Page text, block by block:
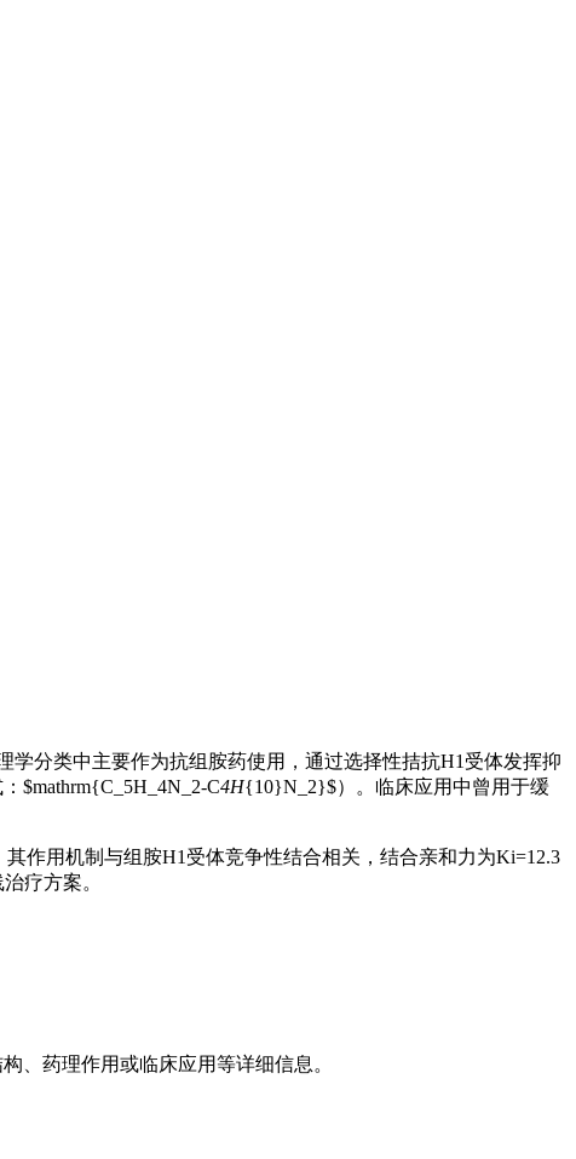
学分类中主要作为抗组胺药使用，通过选择性拮抗H1受体发挥抑
$mathrm{C_5H_4N_2-C4H{10}N_2}$）。临床应用中曾用于缓
作用机制与组胺H1受体竞争性结合相关，结合亲和力为Ki=12.3
疗方案。
、药理作用或临床应用等详细信息。